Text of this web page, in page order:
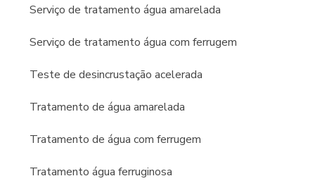
Serviço de tratamento água amarelada
Serviço de tratamento água com ferrugem
Teste de desincrustação acelerada
Tratamento de água amarelada
Tratamento de água com ferrugem
Tratamento água ferruginosa